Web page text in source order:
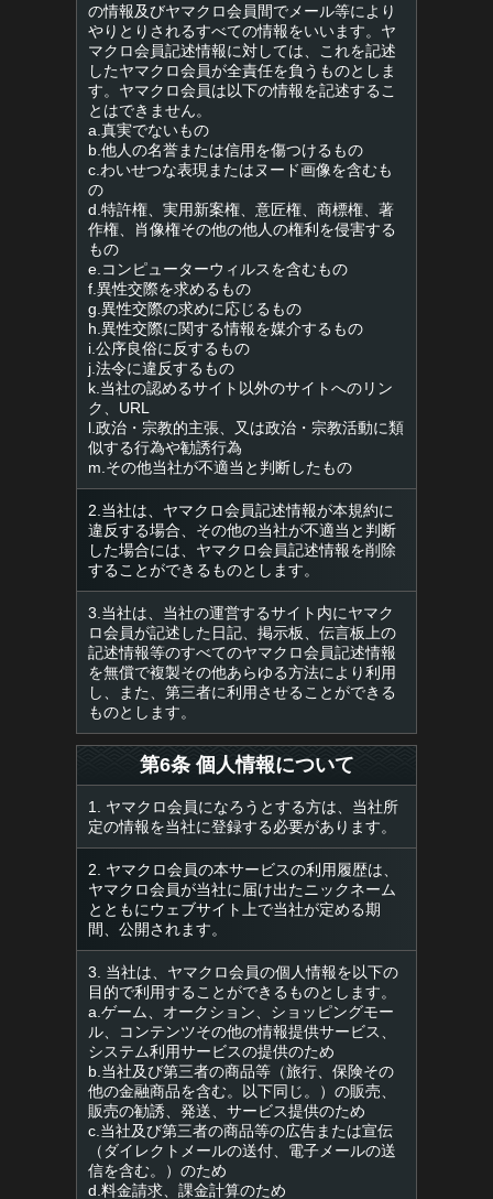
の情報及びヤマクロ会員間でメール等により
やりとりされるすべての情報をいいます。ヤ
マクロ会員記述情報に対しては、これを記述
したヤマクロ会員が全責任を負うものとしま
す。ヤマクロ会員は以下の情報を記述するこ
とはできません。
a.真実でないもの
b.他人の名誉または信用を傷つけるもの
c.わいせつな表現またはヌード画像を含むも
の
d.特許権、実用新案権、意匠権、商標権、著
作権、肖像権その他の他人の権利を侵害する
もの
e.コンピューターウィルスを含むもの
f.異性交際を求めるもの
g.異性交際の求めに応じるもの
h.異性交際に関する情報を媒介するもの
i.公序良俗に反するもの
j.法令に違反するもの
k.当社の認めるサイト以外のサイトへのリン
ク、URL
l.政治・宗教的主張、又は政治・宗教活動に類
似する行為や勧誘行為
m.その他当社が不適当と判断したもの
2.当社は、ヤマクロ会員記述情報が本規約に
違反する場合、その他の当社が不適当と判断
した場合には、ヤマクロ会員記述情報を削除
することができるものとします。
3.当社は、当社の運営するサイト内にヤマク
ロ会員が記述した日記、掲示板、伝言板上の
記述情報等のすべてのヤマクロ会員記述情報
を無償で複製その他あらゆる方法により利用
し、また、第三者に利用させることができる
ものとします。
第6条 個人情報について
1. ヤマクロ会員になろうとする方は、当社所
定の情報を当社に登録する必要があります。
2. ヤマクロ会員の本サービスの利用履歴は、
ヤマクロ会員が当社に届け出たニックネーム
とともにウェブサイト上で当社が定める期
間、公開されます。
3. 当社は、ヤマクロ会員の個人情報を以下の
目的で利用することができるものとします。
a.ゲーム、オークション、ショッピングモー
ル、コンテンツその他の情報提供サービス、
システム利用サービスの提供のため
b.当社及び第三者の商品等（旅行、保険その
他の金融商品を含む。以下同じ。）の販売、
販売の勧誘、発送、サービス提供のため
c.当社及び第三者の商品等の広告または宣伝
（ダイレクトメールの送付、電子メールの送
信を含む。）のため
d.料金請求、課金計算のため